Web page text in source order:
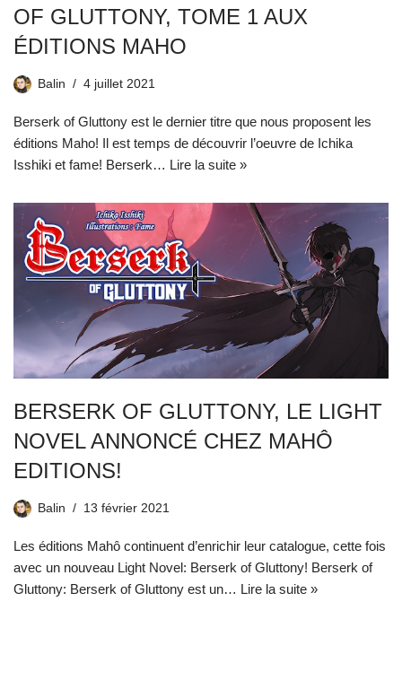
OF GLUTTONY, TOME 1 AUX
ÉDITIONS MAHO
Balin 4 juillet 2021
Berserk of Gluttony est le dernier titre que nous proposent les
éditions Maho! Il est temps de découvrir l’oeuvre de Ichika
Isshiki et fame! Berserk… Lire la suite »
BERSERK OF GLUTTONY, LE LIGHT
NOVEL ANNONCÉ CHEZ MAHÔ
EDITIONS!
Balin 13 février 2021
Les éditions Mahô continuent d’enrichir leur catalogue, cette fois
avec un nouveau Light Novel: Berserk of Gluttony! Berserk of
Gluttony: Berserk of Gluttony est un… Lire la suite »